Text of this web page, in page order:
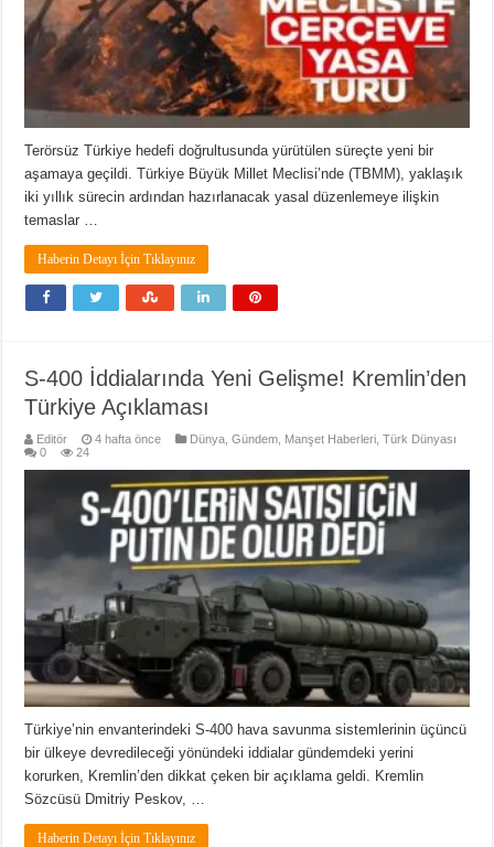
Terörsüz Türkiye hedefi doğrultusunda yürütülen süreçte yeni bir
aşamaya geçildi. Türkiye Büyük Millet Meclisi’nde (TBMM), yaklaşık
iki yıllık sürecin ardından hazırlanacak yasal düzenlemeye ilişkin
temaslar …
Haberin Detayı İçin Tıklayınız
S-400 İddialarında Yeni Gelişme! Kremlin’den
Türkiye Açıklaması
Editör 4 hafta önce Dünya ,Gündem Manşet Haberleri ,Türk Dünyası
0
24
Türkiye’nin envanterindeki S-400 hava savunma sistemlerinin üçüncü
bir ülkeye devredileceği yönündeki iddialar gündemdeki yerini
korurken, Kremlin’den dikkat çeken bir açıklama geldi. Kremlin
Sözcüsü Dmitriy Peskov, …
Haberin Detayı İçin Tıklayınız